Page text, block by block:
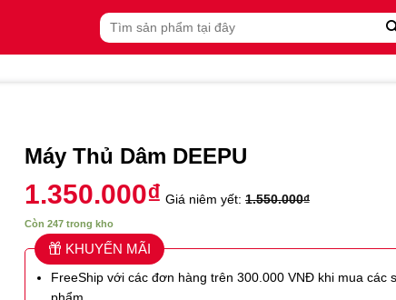
Tìm
kiếm:
Máy Thủ Dâm DEEPU
1.350.000₫ Giá niêm yết: 1.550.000₫
Còn 247 trong kho
KHUYẾN MÃI
FreeShip với các đơn hàng trên 300.000 VNĐ khi mua các